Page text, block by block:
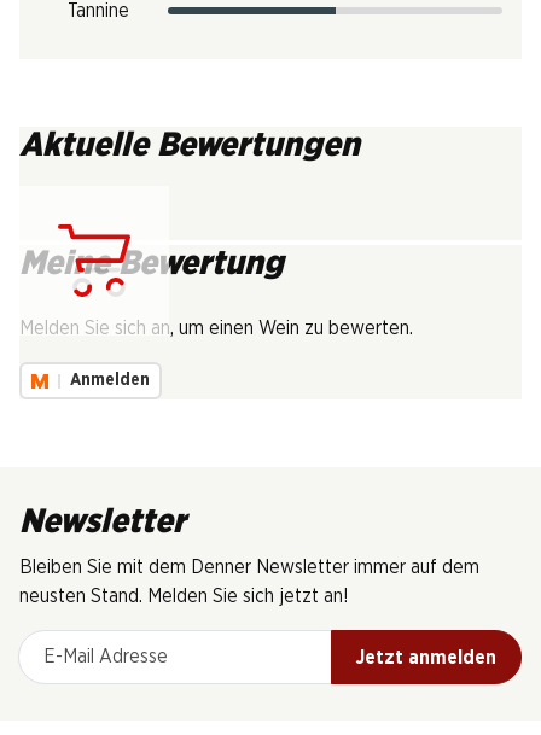
Tannine
Aktuelle Bewertungen
Meine Bewertung
Melden Sie sich an, um einen Wein zu bewerten.
Anmelden
Newsletter
Bleiben Sie mit dem Denner Newsletter immer auf dem
neusten Stand. Melden Sie sich jetzt an!
E-Mail Adresse
Jetzt anmelden